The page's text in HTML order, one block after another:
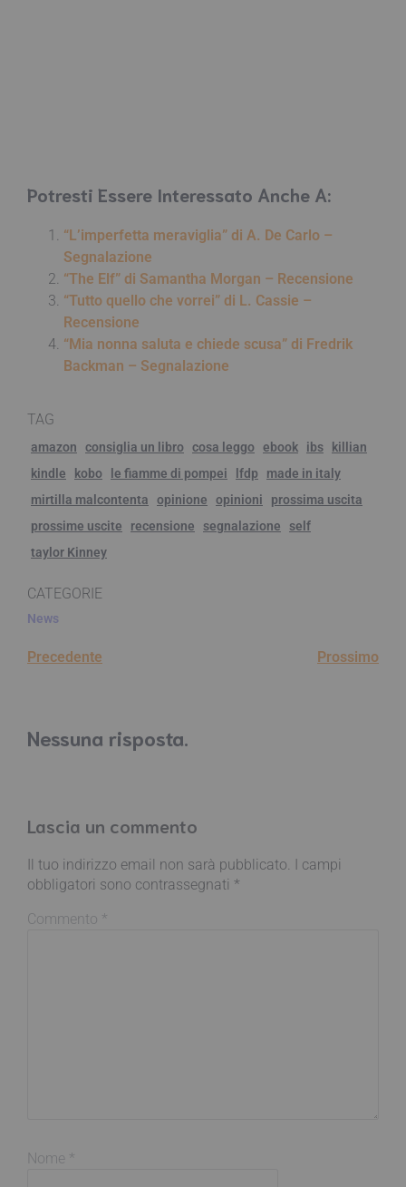
Potresti Essere Interessato Anche A:
“L’imperfetta meraviglia” di A. De Carlo –
Segnalazione
“The Elf” di Samantha Morgan – Recensione
“Tutto quello che vorrei” di L. Cassie –
Recensione
“Mia nonna saluta e chiede scusa” di Fredrik
Backman – Segnalazione
TAG
amazon consiglia un libro cosa leggo ebook ibs
killian
kindle
kobo le fiamme di pompei lfdp
made in italy
mirtilla malcontenta
opinione opinioni
prossima uscita
prossime uscite
recensione segnalazione
self
taylor Kinney
CATEGORIE
News
Precedente Prossimo
Nessuna risposta.
Lascia un commento
Il tuo indirizzo email non sarà pubblicato. I campi
obbligatori sono contrassegnati *
Commento *
Nome *